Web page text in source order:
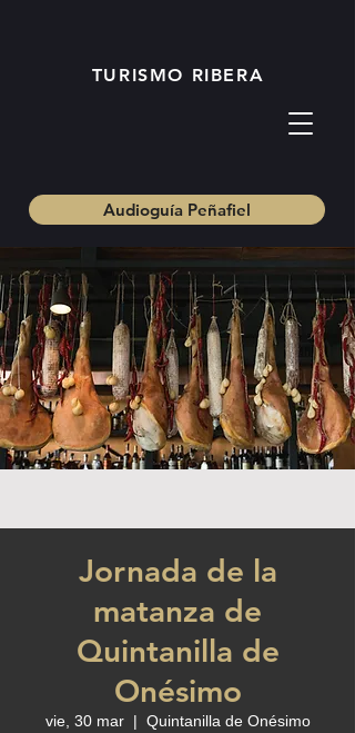
TURISMO RIBERA
Audioguía Peñafiel
Jornada de la
matanza de
Quintanilla de
Onésimo
vie, 30 mar
  |
Quintanilla de Onésimo